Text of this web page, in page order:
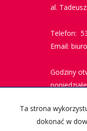
al.
Telefon:
Email:
Godziny
Ta strona
dokonać w